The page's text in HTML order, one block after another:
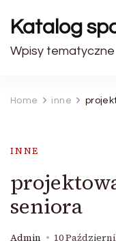
Katalog
Wpisy tematyczne
Home inne
INNE
seniora
Admin 10